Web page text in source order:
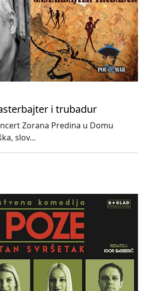
i trubadur
Zorana Predina u Domu
slov...